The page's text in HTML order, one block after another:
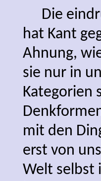
Die
hat Kant
Ahnung,
sie nur in
Kategorien
mit den
erst von
Welt selbst